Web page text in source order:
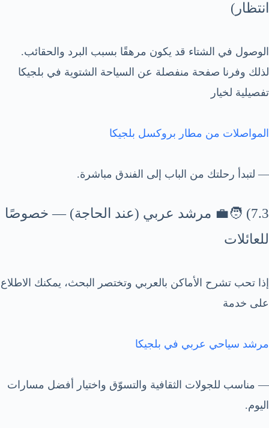
انتظار)
الوصول في الشتاء قد يكون مرهقًا بسبب البرد والحقائب.
لذلك وفرنا صفحة منفصلة عن السياحة الشتوية في بلجيكا
تفصيلية لخيار
المواصلات من مطار بروكسل بلجيكا
— لتبدأ رحلتك من الباب إلى الفندق مباشرة.
7.3) 🧑‍💼 مرشد عربي (عند الحاجة) — خصوصًا
للعائلات
إذا تحب تشرح الأماكن بالعربي وتختصر البحث، يمكنك الاطلاع
على خدمة
مرشد سياحي عربي في بلجيكا
— مناسب للجولات الثقافية والتسوّق واختيار أفضل مسارات
اليوم.